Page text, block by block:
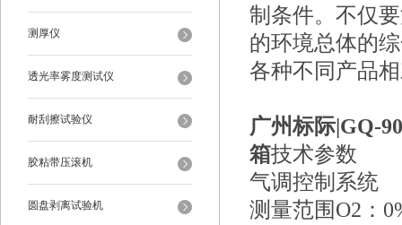
测厚仪
透光率雾度测试仪
耐刮擦试验仪
胶粘带压滚机
圆盘剥离试验机
制条件。不仅
的环境总体的
各种不同产品
广州标际|GQ-
箱技术参数
气调控制系统
测量范围O2：